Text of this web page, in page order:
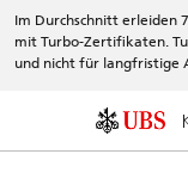
Im Durchschnitt erleiden
mit Turbo-Zertifikaten.
und nicht für langfristige